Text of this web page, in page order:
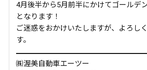
4月後半から5月前半にかけてゴールデ
となります！
ご迷惑をおかけいたしますが、よろし
す。
㈱渥美自動車エーツー